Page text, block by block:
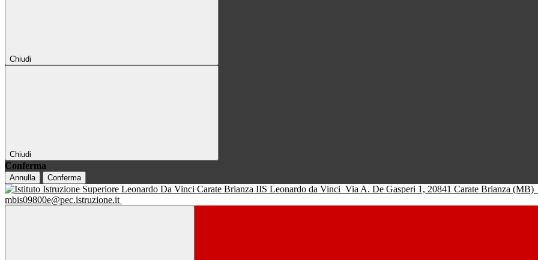
Chiudi
Chiudi
Conferma
Annulla Conferma
IIS Leonardo da Vinci Via A. De Gasperi 1, 20841 Carate Brianza (MB)
mbis09800e@pec.istruzione.it